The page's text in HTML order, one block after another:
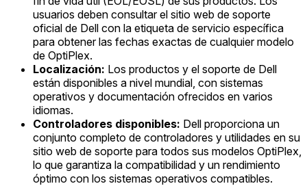
usuarios deben consultar el sitio web de soporte
oficial de Dell con la etiqueta de servicio específica
para obtener las fechas exactas de cualquier modelo
de OptiPlex.
Localización: Los productos y el soporte de Dell
están disponibles a nivel mundial, con sistemas
operativos y documentación ofrecidos en varios
idiomas.
Controladores disponibles: Dell proporciona un
conjunto completo de controladores y utilidades en su
sitio web de soporte para todos sus modelos OptiPlex,
lo que garantiza la compatibilidad y un rendimiento
óptimo con los sistemas operativos compatibles.